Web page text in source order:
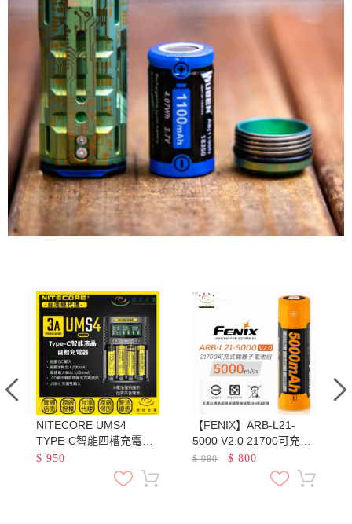
NITECORE UMS4
TYPE-C智能四槽充電器
QC3.0快充 18650 21700
鋰電池 AA AAA 鎳氫
$ 950
【FENIX】ARB-L21-
5000 V2.0 21700可充電
鋰電池 容量5000mAh 最
$980 $ 800